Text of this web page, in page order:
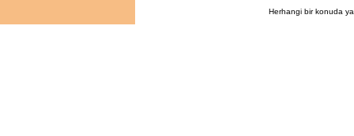
Herhangi bir konuda